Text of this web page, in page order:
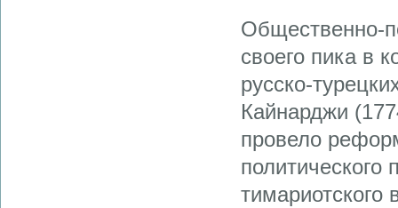
Общественно-
своего пика в
русско-
Кайнарджи
провело
тимариотского